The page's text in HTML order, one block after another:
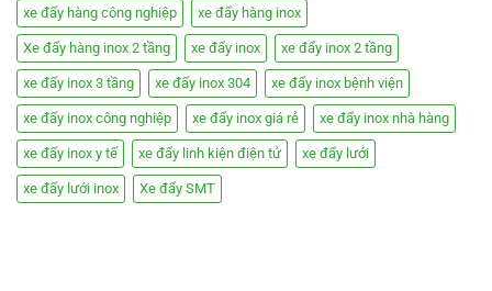
xe đẩy hàng công nghiệp xe đẩy hàng inox
Xe đẩy hàng inox 2 tầng xe đẩy inox xe đẩy inox 2 tầng
xe đẩy inox 3 tầng xe đẩy inox 304 xe đẩy inox bệnh viện
xe đẩy inox công nghiệp xe đẩy inox giá rẻ xe đẩy inox nhà hàng
xe đẩy inox y tế xe đẩy linh kiện điện tử xe đẩy lưới
xe đẩy lưới inox Xe đẩy SMT